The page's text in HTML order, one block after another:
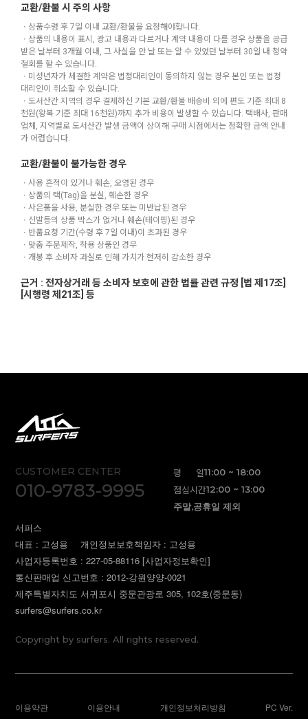
교환/환불 시 주의 사항
ㆍ상품수령 후 7일 이내 교환/환불을 요청해야합니다.
ㆍ상품의 내용이 표시, 광고 내용과 다르거나 계약 내용이 다를 경우 상품을 공급
받은 날부터 3개월 이내, 그 사실을 안 날 또는 알 수 있었던 날부터 30일 내 청약
철회를 할 수 있습니다.
ㆍ미성년자가 체결한 계약은 법정대리인이 동의하지 않는 경우 본인 또는 법정
대리인이 취소할 수 있습니다.
ㆍ도서산간 지역의 경우 결제하신 기본 교환/환불 배송비 외에 편도 기준 최대 8
천원(왕복 기준 최대 16천원)까지 추가 비용이 발생할 수 있습니다. 택배사, 판매
업체, 지역별로 도서산간 발생 금액이 상이해 구매 시점에서는 정확한 금액 안내
가 어렵습니다.
교환/환불이 불가능한 경우
ㆍ사용 흔적이 있거나 훼손, 오염된 경우
ㆍ상품의 택(Tag)을 분실, 훼손한 경우
ㆍ사은품을 사용, 분실한 경우 또는 미반납된 경우
ㆍ신발등의 상품 박스가 없거나 훼손(테이핑)된 경우
ㆍ반품요청 기간(수령 후 7일 이내)이 초과된 경우
ㆍ맞춤 주문제작, 착용 상품인 경우
ㆍ개봉 후 소비자 과실로 인해 가치가 현저히 감소한 경우
근거 : 전자상거래 등 소비자 보호에 관한 법률 관련 규정 [법 제17조]
[시행령 제21조] 등
CUSTOMER CENTER
010-9783-9995
평 일11:00 ~ 18:00
점심시간12:00 ~ 13:00
주말,공휴일 제외
서퍼스
대표 : 고성용
개인정보보호책임자 : 고성용
사업자등록번호 : 227-05-88116[사업자정보확인]
통신판매업 신고번호 : 2012-강원양양-0021
제주특별자치도 서귀포시 중문관광로 305, 102호(중문동)
surfers@surfers.co.kr
Copyright by surfers. All rights reserved.
이용약관 이용안내 개인정보처리방침 PC Ver.